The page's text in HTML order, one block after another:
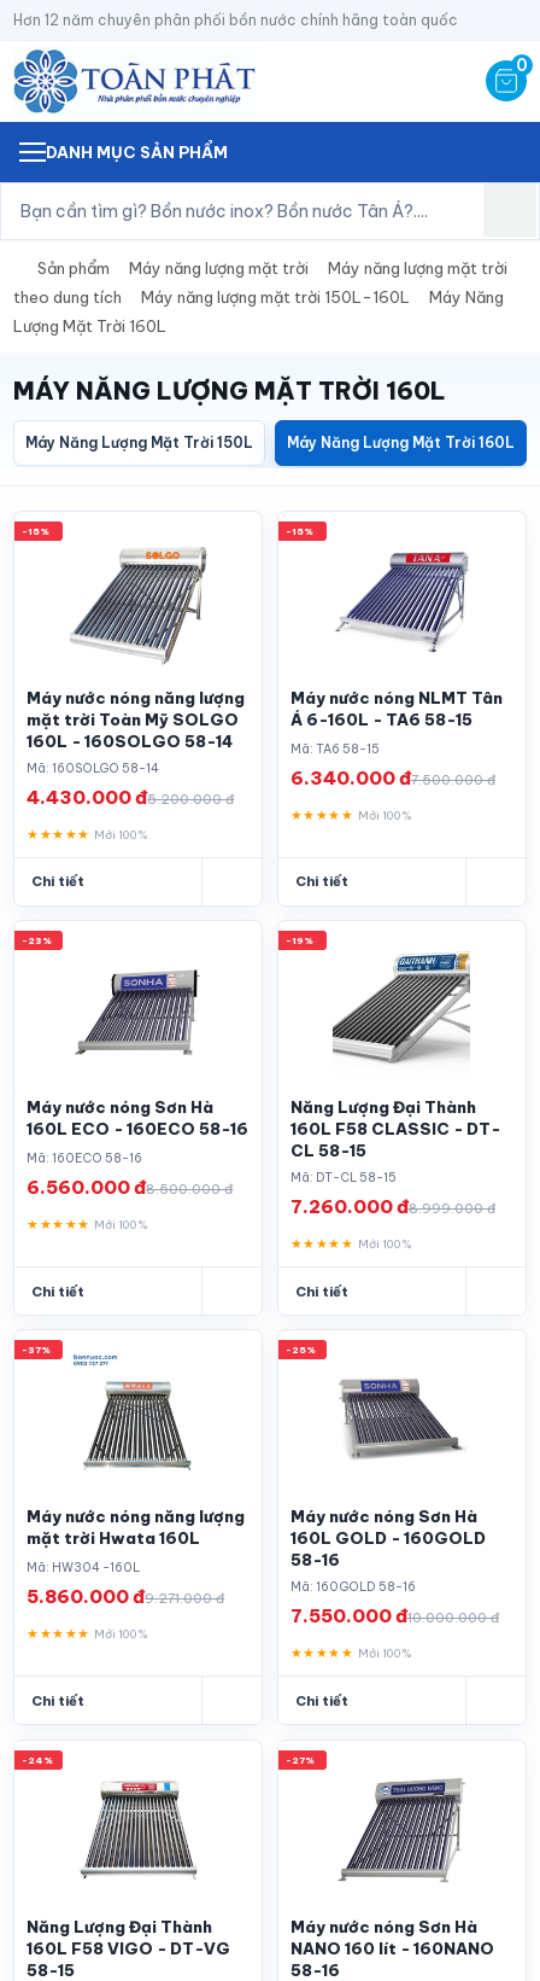
Hơn 12 năm chuyên phân phối bồn nước chính hãng toàn quốc
0
DANH MỤC SẢN PHẨM
Sản phẩm Máy năng lượng mặt trời
Máy năng lượng mặt trời
theo dung tích
Máy năng lượng mặt trời 150L-160L
Máy Năng
Lượng Mặt Trời 160L
MÁY NĂNG LƯỢNG MẶT TRỜI 160L
Máy Năng Lượng Mặt Trời 150L Máy Năng Lượng Mặt Trời 160L
-15%
Máy nước nóng năng lượng
mặt trời Toàn Mỹ SOLGO
160L - 160SOLGO 58-14
Mã: 160SOLGO 58-14
5.200.000 đ
4.430.000 đ
★★★★★ Mới 100%
Chi tiết
-15%
Máy nước nóng NLMT Tân
Á 6-160L - TA6 58-15
Mã: TA6 58-15
7.500.000 đ
6.340.000 đ
★★★★★ Mới 100%
Chi tiết
-23%
Máy nước nóng Sơn Hà
160L ECO - 160ECO 58-16
Mã: 160ECO 58-16
8.500.000 đ
6.560.000 đ
★★★★★ Mới 100%
Chi tiết
-19%
Năng Lượng Đại Thành
160L F58 CLASSIC - DT-
CL 58-15
Mã: DT-CL 58-15
8.999.000 đ
7.260.000 đ
★★★★★ Mới 100%
Chi tiết
-37%
Máy nước nóng năng lượng
mặt trời Hwata 160L
Mã: HW304 -160L
9.271.000 đ
5.860.000 đ
★★★★★ Mới 100%
Chi tiết
-25%
Máy nước nóng Sơn Hà
160L GOLD - 160GOLD
58-16
Mã: 160GOLD 58-16
10.000.000 đ
7.550.000 đ
★★★★★ Mới 100%
Chi tiết
-24%
Năng Lượng Đại Thành
160L F58 VIGO - DT-VG
58-15
-27%
Máy nước nóng Sơn Hà
NANO 160 lít - 160NANO
58-16